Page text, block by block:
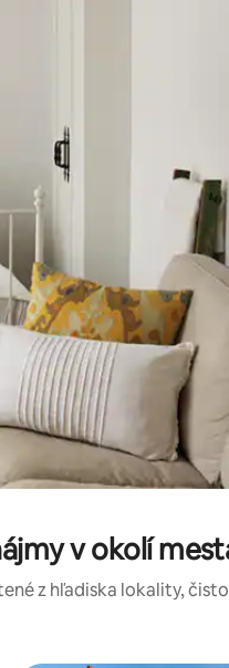
nahor a nadol alebo ich
v okolí
z hľadiska lokality,